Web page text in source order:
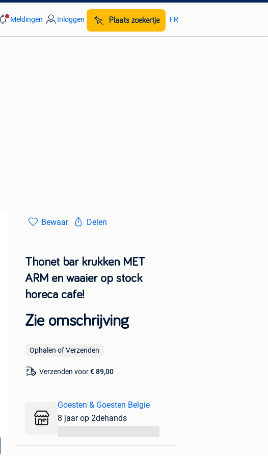
Meldingen Inloggen Plaats zoekertje FR
Bewaar Delen
Thonet bar krukken MET
ARM en waaier op stock
horeca cafe!
Zie omschrijving
Ophalen of Verzenden
Verzenden voor€ 89,00
Goesten & Goesten Belgie
8 jaar op 2dehands